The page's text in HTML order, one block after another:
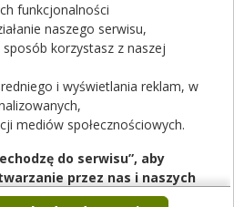
funkcjonalności
naszego serwisu,
korzystasz z naszej
i wyświetlania reklam, w
mediów społecznościowych.
do serwisu”, aby
przez nas i naszych
w powyższych celach.